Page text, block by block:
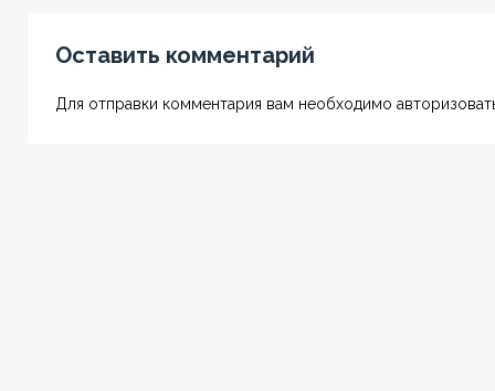
Оставить комментарий
Для отправки комментария вам необходимо